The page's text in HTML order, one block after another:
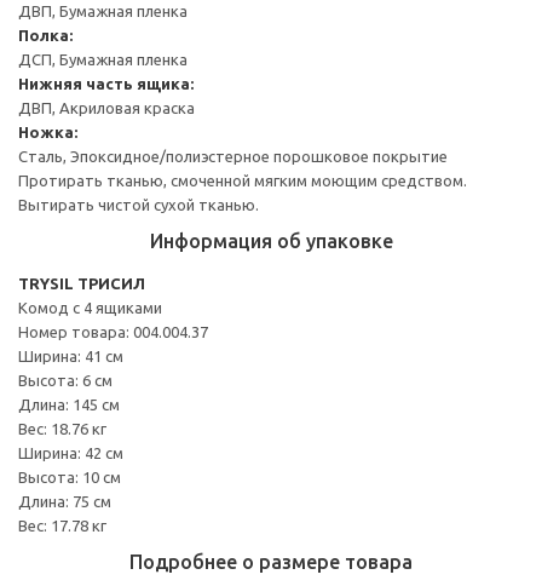
ДВП, Бумажная пленка
Полка:
ДСП, Бумажная пленка
Нижняя часть ящика:
ДВП, Акриловая краска
Ножка:
Сталь, Эпоксидное/полиэстерное порошковое покрытие
Протирать тканью, смоченной мягким моющим средством.
Вытирать чистой сухой тканью.
Информация об упаковке
TRYSIL ТРИСИЛ
Комод с 4 ящиками
Номер товара: 004.004.37
Ширина: 41 см
Высота: 6 см
Длина: 145 см
Вес: 18.76 кг
Ширина: 42 см
Высота: 10 см
Длина: 75 см
Вес: 17.78 кг
Подробнее о размере товара